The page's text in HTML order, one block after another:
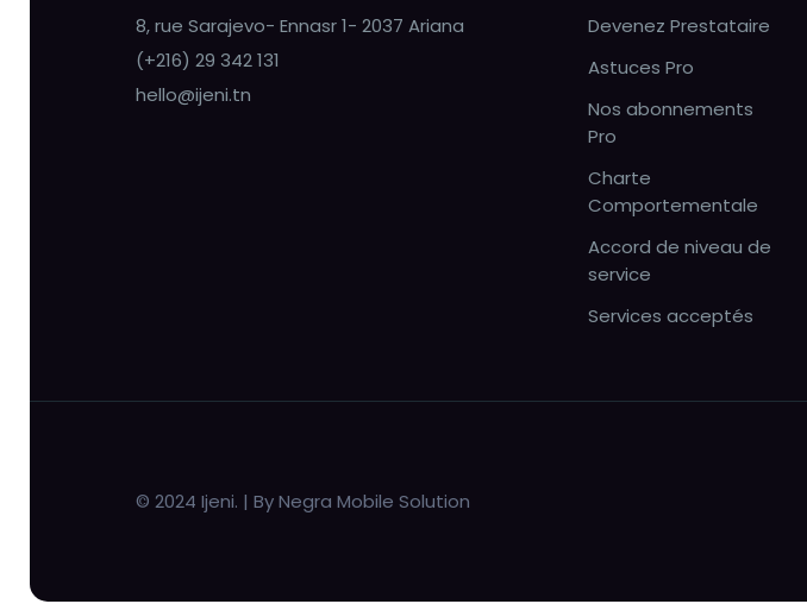
8, rue Sarajevo- Ennasr 1- 2037 Ariana
(+216) 29 342 131
hello@ijeni.tn
Devenez Prestataire
Astuces Pro
Nos abonnements
Pro
Charte
Comportementale
Accord de niveau de
service
Services acceptés
© 2024 Ijeni. | By Negra Mobile Solution